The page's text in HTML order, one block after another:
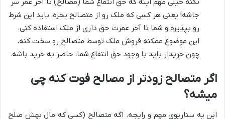
جاشه! یعنی هر کسی که ملک رو از متصالح بخره، باید این شرط
رو بپذیره و شما تا آخر عمرت حق داری از ملک استفاده کنی.
این موضوع ممکنه فروش ملک توسط متصالح رو سخت کنه،
چون خریدار باید با وجود حق انتفاع شما، حاضر به خرید باشه.
اگر متصالح زودتر از مصالح فوت کنه چی
میشه؟
این یه سناریوی مهم و رایجه. اگه متصالح (کسی که مال بهش صلح